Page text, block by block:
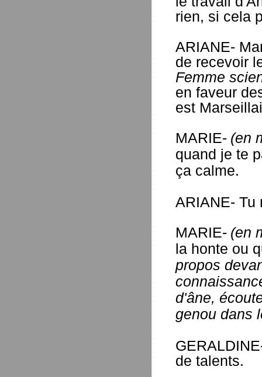
rien, si cela
ARIANE-
de recevoir
Femme
en faveur
est
MARIE- (en
quand je te
ça calme.
ARIANE- Tu
MARIE- (en
la honte ou
propos
d'âne,
genou dans
de talents.